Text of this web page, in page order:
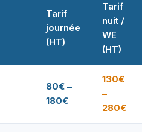
Tarif
journée
(HT)
Tarif
nuit /
WE
(HT)
80€ –
180€
130€
–
280€